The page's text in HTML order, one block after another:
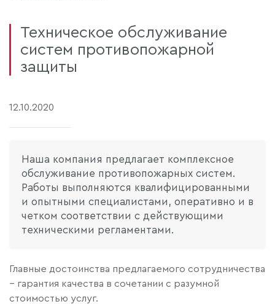
Техническое обслуживание
систем противопожарной
защиты
12.10.2020
Наша компания предлагает комплексное
обслуживание противопожарных систем.
Работы выполняются квалифицированными
и опытными специалистами, оперативно и в
четком соответствии с действующими
техническими регламентами.
Главные достоинства предлагаемого сотрудничества
– гарантия качества в сочетании с разумной
стоимостью услуг.